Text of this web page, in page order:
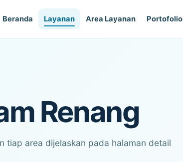
Beranda Layanan Area Layanan Portofolio
Renang
tiap area dijelaskan pada halaman detail